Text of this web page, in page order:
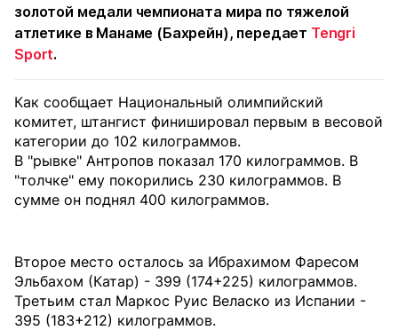
золотой медали чемпионата мира по тяжелой
атлетике в Манаме (Бахрейн), передает Tengri
Sport.
Как сообщает Национальный олимпийский
комитет, штангист финишировал первым в весовой
категории до 102 килограммов.
В "рывке" Антропов показал 170 килограммов. В
"толчке" ему покорились 230 килограммов. В
сумме он поднял 400 килограммов.
Второе место осталось за Ибрахимом Фаресом
Эльбахом (Катар) - 399 (174+225) килограммов.
Третьим стал Маркос Руис Веласко из Испании -
395 (183+212) килограммов.